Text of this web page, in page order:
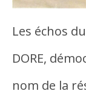
Les échos
DORE,
nom de la